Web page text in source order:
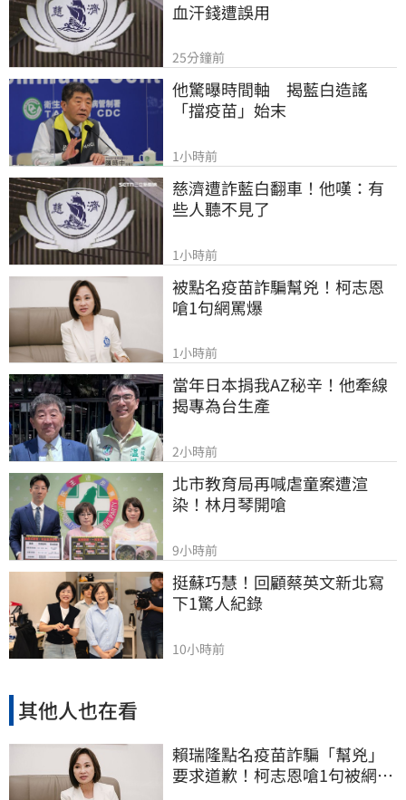
血汗錢遭誤用
25分鐘前
他驚曝時間軸　揭藍白造謠
「擋疫苗」始末
1小時前
慈濟遭詐藍白翻車！他嘆：有
些人聽不見了
1小時前
被點名疫苗詐騙幫兇！柯志恩
嗆1句網罵爆
1小時前
當年日本捐我AZ秘辛！他牽線
揭專為台生產
2小時前
北市教育局再喊虐童案遭渲
染！林月琴開嗆
9小時前
挺蘇巧慧！回顧蔡英文新北寫
下1驚人紀錄
10小時前
其他人也在看
賴瑞隆點名疫苗詐騙「幫兇」
要求道歉！柯志恩嗆1句被網罵